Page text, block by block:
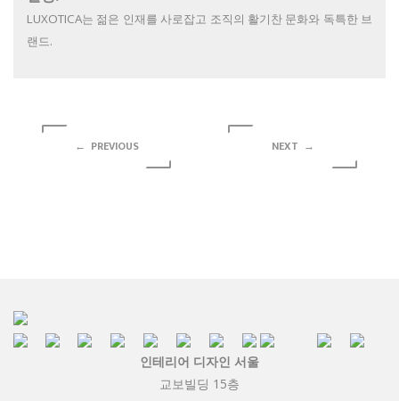
LUXOTICA는 젊은 인재를 사로잡고 조직의 활기찬 문화와 독특한 브
랜드.
← PREVIOUS NEXT →
인테리어 디자인 서울
교보빌딩 15층